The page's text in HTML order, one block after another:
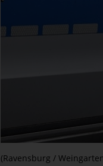
(Ravensburg /